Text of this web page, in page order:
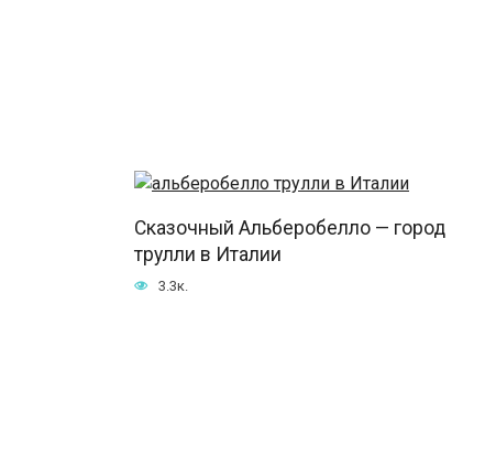
Сказочный Альберобелло — город
трулли в Италии
3.3к.